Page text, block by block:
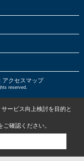
アクセスマップ
reserved.
ービス向上検討を目的と
ご確認ください。